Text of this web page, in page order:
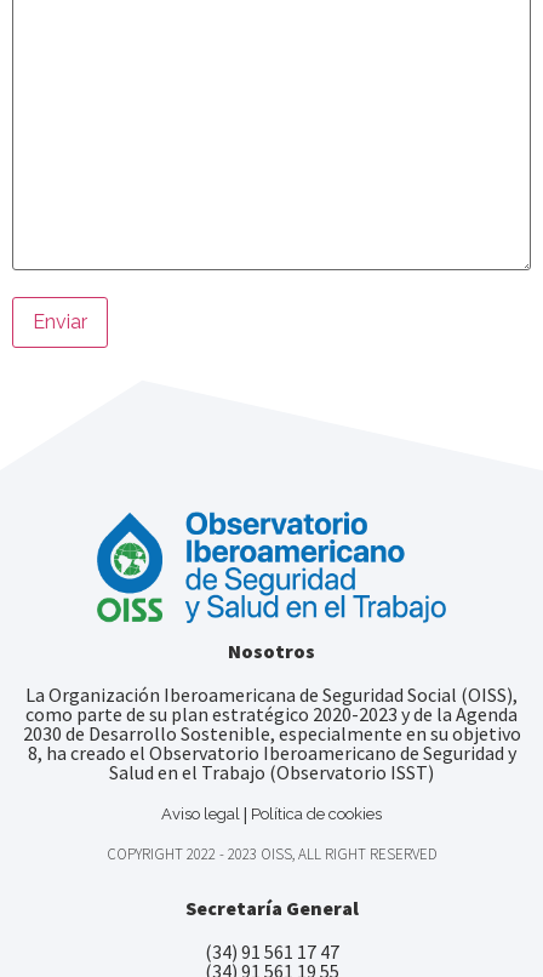
Nosotros
La Organización Iberoamericana de Seguridad Social (OISS),
como parte de su plan estratégico 2020-2023 y de la Agenda
2030 de Desarrollo Sostenible, especialmente en su objetivo
8, ha creado el Observatorio Iberoamericano de Seguridad y
Salud en el Trabajo (Observatorio ISST)
Aviso legal | Política de cookies
COPYRIGHT 2022 - 2023 OISS, ALL RIGHT RESERVED
Secretaría General
(34) 91 561 17 47
(34) 91 561 19 55